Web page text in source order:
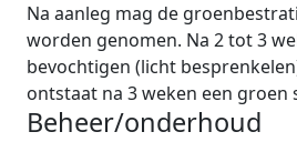
Na aanleg mag de
worden genomen. Na 2 tot 3
bevochtigen (licht
ontstaat na 3 weken een groen
Beheer/onderhoud